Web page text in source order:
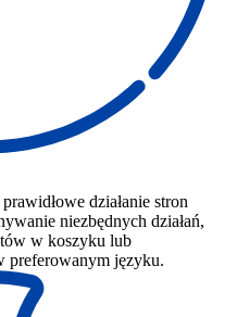
działanie stron
niezbędnych działań,
w koszyku lub
preferowanym języku.